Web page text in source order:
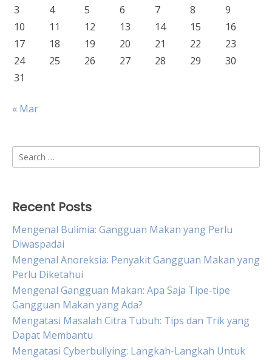
3
4 5 6 7 8
9
10
11 12 13 14 15
16
17
18 19 20 21 22
23
24
25 26 27 28 29
30
31
« Mar
Search
for:
Recent Posts
Mengenal Bulimia: Gangguan Makan yang Perlu
Diwaspadai
Mengenal Anoreksia: Penyakit Gangguan Makan yang
Perlu Diketahui
Mengenal Gangguan Makan: Apa Saja Tipe-tipe
Gangguan Makan yang Ada?
Mengatasi Masalah Citra Tubuh: Tips dan Trik yang
Dapat Membantu
Mengatasi Cyberbullying: Langkah-Langkah Untuk